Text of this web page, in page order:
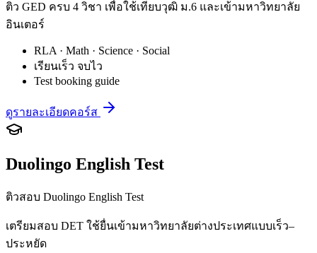
ติว GED ครบ 4 วิชา เพื่อใช้เทียบวุฒิ ม.6 และเข้ามหาวิทยาลัย
อินเตอร์
RLA · Math · Science · Social
เรียนเร็ว จบไว
Test booking guide
ดูรายละเอียดคอร์ส
Duolingo English Test
ติวสอบ Duolingo English Test
เตรียมสอบ DET ใช้ยื่นเข้ามหาวิทยาลัยต่างประเทศแบบเร็ว–
ประหยัด